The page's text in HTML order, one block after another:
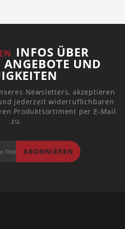
INFOS ÜBER
ANGEBOTE UND
Newsletters, akzeptieren
jederzeit widerruflichbaren
Produktsortiment per E-Mail
zu.
ABONNIEREN